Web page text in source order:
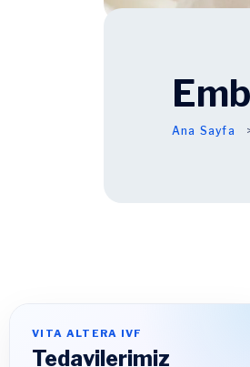
Ana Sayfa
VITA ALTERA IVF
Tedavilerimiz